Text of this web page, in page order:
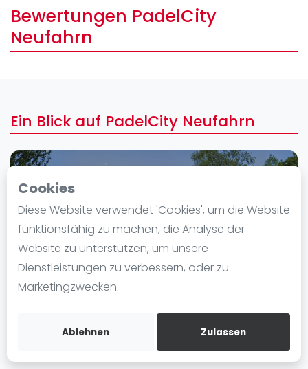
Cookies
Diese Website verwendet 'Cookies', um die Website
funktionsfähig zu machen, die Analyse der
Website zu unterstützen, um unsere
Dienstleistungen zu verbessern, oder zu
Marketingzwecken.
Ablehnen Zulassen
Turniere
International
Playtomic
Frauen
FIP Frauen
Blog
Die Geschichte von Padel
Regeln und Punktzählung
Padel Schläge
Video
Bewertungen PadelCity
Neufahrn
Ein Blick auf PadelCity Neufahrn
In der Nähe PadelCity Neufahrn